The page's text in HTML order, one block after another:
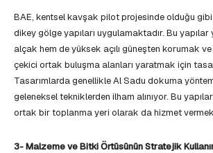
BAE, kentsel kavşak pilot projesinde olduğu
dikey gölge yapıları uygulamaktadır. Bu yapılar
alçak hem de yüksek açılı güneşten korumak
çekici ortak buluşma alanları yaratmak için
Tasarımlarda genellikle Al Sadu dokuma
geleneksel tekniklerden ilham alınıyor. Bu
ortak bir toplanma yeri olarak da hizmet
3- Malzeme ve Bitki Örtüsünün Stratejik